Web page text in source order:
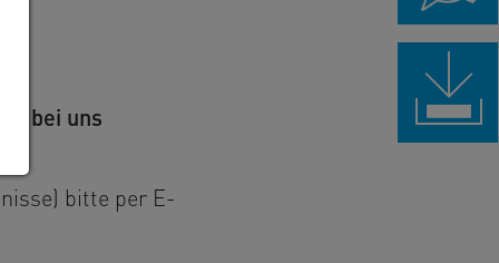
bei uns
bitte per E-